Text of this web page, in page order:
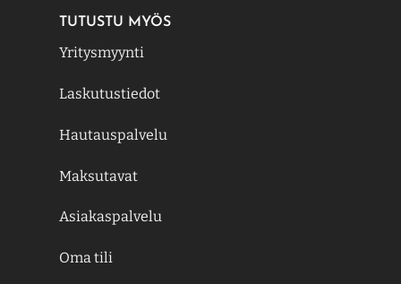
TUTUSTU MYÖS
Yritysmyynti
Laskutustiedot
Hautauspalvelu
Maksutavat
Asiakaspalvelu
Oma tili